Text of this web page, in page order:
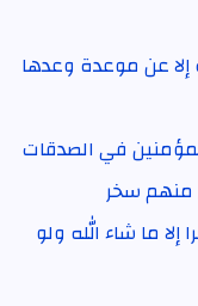
إلا عن موعدة وعدها
في الصدقات
منهم سخر
ما شاء الله ولو